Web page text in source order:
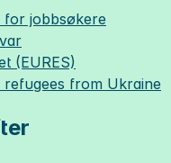
for jobbsøkere
(EURES)
from Ukraine